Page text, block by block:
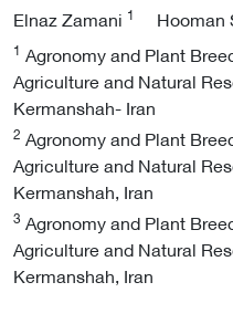
Elnaz Zamani 1 Hooman
1 Agronomy and Plant
Agriculture and Natural
Kermanshah- Iran
2 Agronomy and Plant
Agriculture and Natural
Kermanshah, Iran
3 Agronomy and Plant
Agriculture and Natural
Kermanshah, Iran